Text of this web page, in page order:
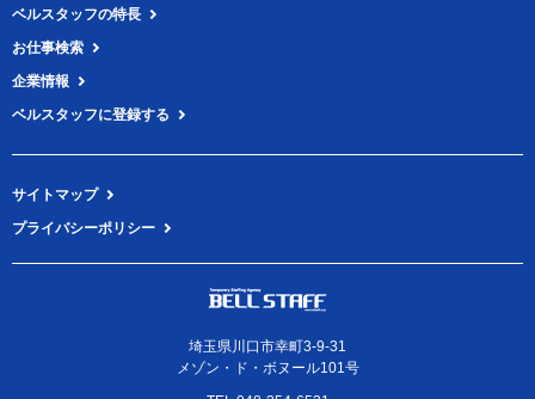
ベルスタッフの特長
お仕事検索
企業情報
ベルスタッフに登録する
サイトマップ
プライバシーポリシー
埼玉県川口市幸町3-9-31
メゾン・ド・ボヌール101号